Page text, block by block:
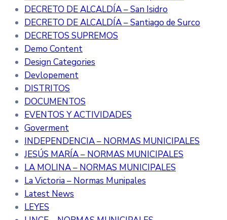
DECRETO DE ALCALDÍA – San Isidro
DECRETO DE ALCALDÍA – Santiago de Surco
DECRETOS SUPREMOS
Demo Content
Design Categories
Devlopement
DISTRITOS
DOCUMENTOS
EVENTOS Y ACTIVIDADES
Goverment
INDEPENDENCIA – NORMAS MUNICIPALES
JESÚS MARÍA – NORMAS MUNICIPALES
LA MOLINA – NORMAS MUNICIPALES
La Victoria – Normas Munipales
Latest News
LEYES